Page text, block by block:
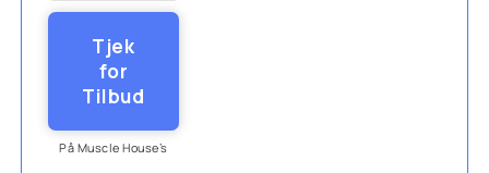
Tjek
for
Tilbud
På Muscle House’s